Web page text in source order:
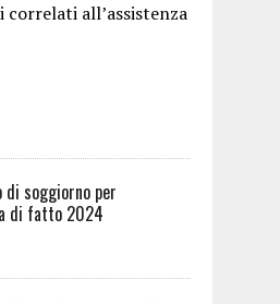
correlati all’assistenza
di soggiorno per
di fatto 2024